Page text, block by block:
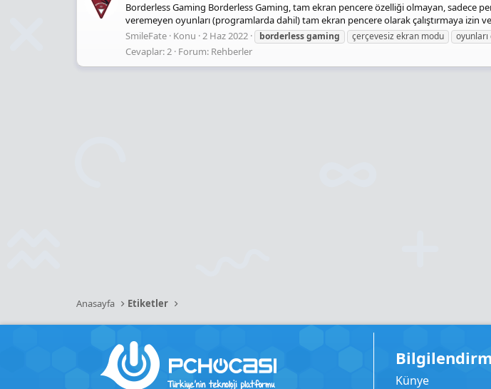
Borderless Gaming Borderless Gaming, tam ekran pencere özelliği olmayan, sadece
veremeyen oyunları (programlarda dahil) tam ekran pencere olarak çalıştırmaya izin
SmileFate Konu 2 Haz 2022 borderlessgaming çerçevesiz ekran modu
Cevaplar: 2 Forum: Rehberler
Anasayfa Etiketler
Künye